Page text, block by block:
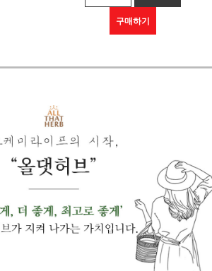
구매하기